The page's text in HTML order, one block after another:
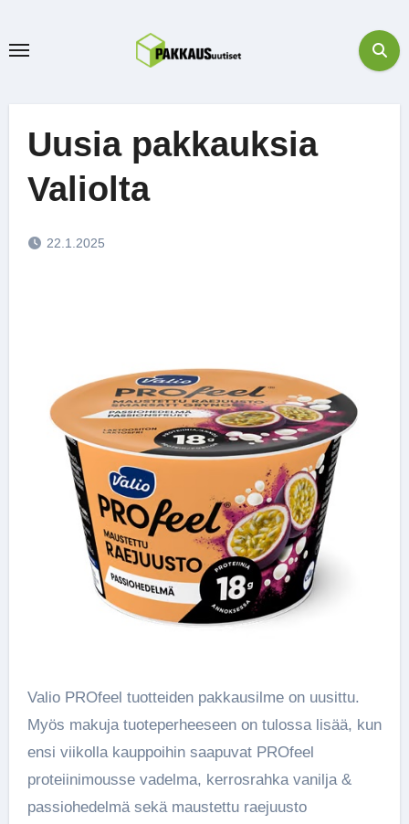
Uusia pakkauksia
Valiolta
22.1.2025
Valio PROfeel tuotteiden pakkausilme on uusittu.
Myös makuja tuoteperheeseen on tulossa lisää, kun
ensi viikolla kauppoihin saapuvat PROfeel
proteiinimousse vadelma, kerrosrahka vanilja &
passiohedelmä sekä maustettu raejuusto